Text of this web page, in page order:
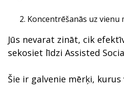
Koncentrēšanās uz
Jūs nevarat zināt, cik
sekosiet līdzi Assisted
Šie ir galvenie mērķi,